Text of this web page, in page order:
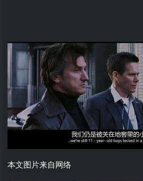
本文图片来自网络